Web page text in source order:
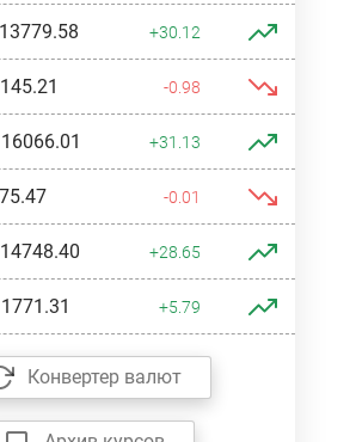
+30.12
-0.98
+31.13
-0.01
+28.65
+5.79
Конвертер валют